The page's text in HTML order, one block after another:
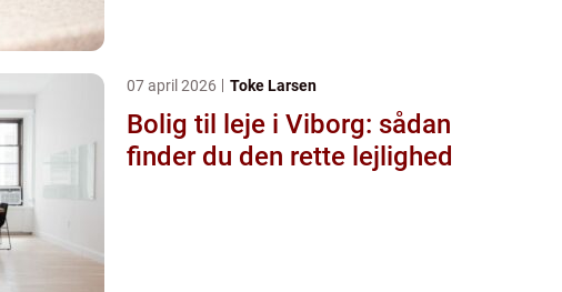
07 april 2026 Toke Larsen
Bolig til leje i Viborg: sådan
finder du den rette lejlighed